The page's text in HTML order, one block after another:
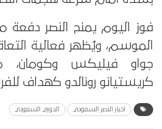
فوز اليوم يمنح النصر دفعة
الموسم، ويُظهر فعالية
جواو فيليكس وكومان،
كريستيانو رونالدو كهداف
اخبار النصر السعودي الدوري السعودي